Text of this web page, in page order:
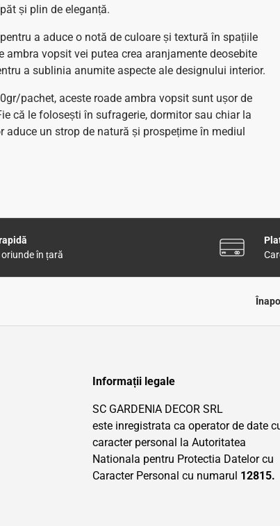
și plin de eleganță.
a aduce o notă de culoare și textură în spațiile
ambra vopsit vei putea crea aranjamente deosebite
a sublinia anumite aspecte ale designului interior.
pachet, aceste roade ambra vopsit sunt ușor de
că le folosești în sufragerie, dormitor sau chiar la
aduce un strop de natură și prospețime în mediul
în țară
Informații legale
SC GARDENIA DECOR SRL
este inregistrata ca operator de date
caracter personal la Autoritatea
Nationala pentru Protectia Datelor cu
Caracter Personal cu numarul 12815.